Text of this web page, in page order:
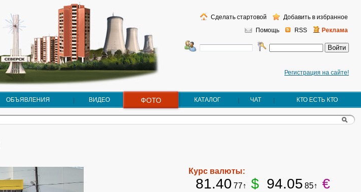
Регистрация на сайте!
Помощь RSS Реклама
Сделать стартовой Добавить в избранное
ОБЪЯВЛЕНИЯ ВИДЕО ФОТО КАТАЛОГ ЧАТ КТО ЕСТЬ КТО
Курс валюты:
81.40 77↑ $ 94.05 85↑ €